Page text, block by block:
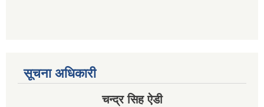
सूचना अधिकारी
चन्द्र सिह ऐडी